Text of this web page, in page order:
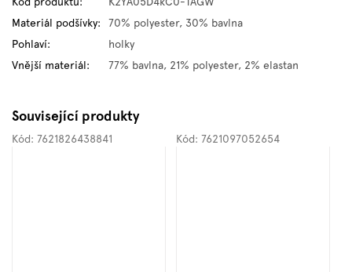
Materiál podšívky:
70% polyester, 30% bavlna
Pohlaví:
holky
Vnější materiál: 77% bavlna, 21% polyester, 2% elastan
Související produkty
Kód: 7621826438841 Kód: 7621097052654